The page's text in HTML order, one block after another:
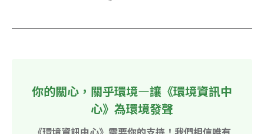
你的關心，關乎環境—讓《環境資訊中
心》為環境發聲